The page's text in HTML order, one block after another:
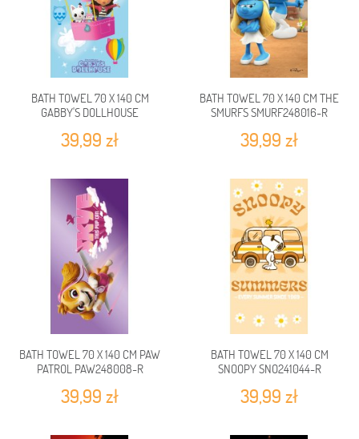
BATH TOWEL 70 X 140 CM
GABBY'S DOLLHOUSE
39,99 zł
BATH TOWEL 70 X 140 CM THE
SMURFS SMURF248016-R
39,99 zł
BATH TOWEL 70 X 140 CM PAW
PATROL PAW248008-R
39,99 zł
BATH TOWEL 70 X 140 CM
SNOOPY SNO241044-R
39,99 zł